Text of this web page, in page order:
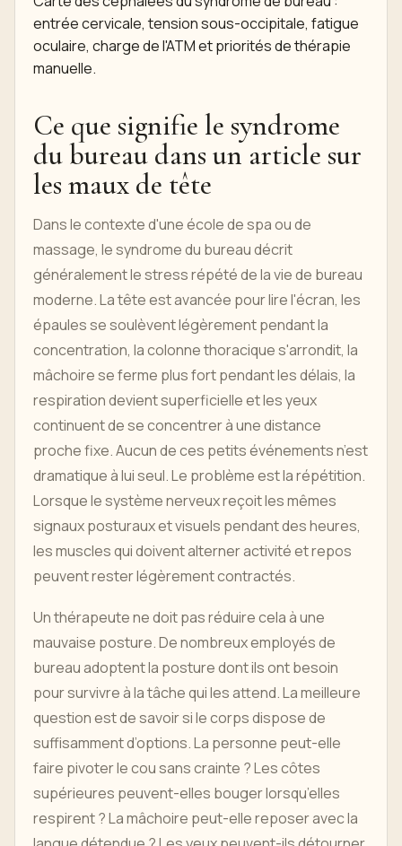
entrée cervicale, tension sous-occipitale, fatigue
oculaire, charge de l'ATM et priorités de thérapie
manuelle.
Ce que signifie le syndrome
du bureau dans un article sur
les maux de tête
Dans le contexte d'une école de spa ou de
massage, le syndrome du bureau décrit
généralement le stress répété de la vie de bureau
moderne. La tête est avancée pour lire l'écran, les
épaules se soulèvent légèrement pendant la
concentration, la colonne thoracique s'arrondit, la
mâchoire se ferme plus fort pendant les délais, la
respiration devient superficielle et les yeux
continuent de se concentrer à une distance
proche fixe. Aucun de ces petits événements n’est
dramatique à lui seul. Le problème est la répétition.
Lorsque le système nerveux reçoit les mêmes
signaux posturaux et visuels pendant des heures,
les muscles qui doivent alterner activité et repos
peuvent rester légèrement contractés.
Un thérapeute ne doit pas réduire cela à une
mauvaise posture. De nombreux employés de
bureau adoptent la posture dont ils ont besoin
pour survivre à la tâche qui les attend. La meilleure
question est de savoir si le corps dispose de
suffisamment d’options. La personne peut-elle
faire pivoter le cou sans crainte ? Les côtes
supérieures peuvent-elles bouger lorsqu’elles
respirent ? La mâchoire peut-elle reposer avec la